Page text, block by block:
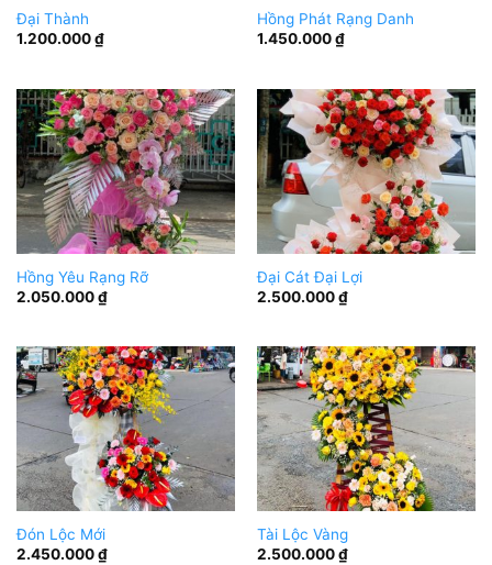
Đại Thành
1.200.000₫
Hồng Phát Rạng Danh
1.450.000₫
Hồng Yêu Rạng Rỡ
2.050.000₫
Đại Cát Đại Lợi
2.500.000₫
Đón Lộc Mới
2.450.000₫
Tài Lộc Vàng
2.500.000₫